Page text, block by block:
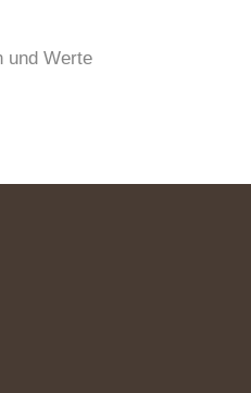
und Werte